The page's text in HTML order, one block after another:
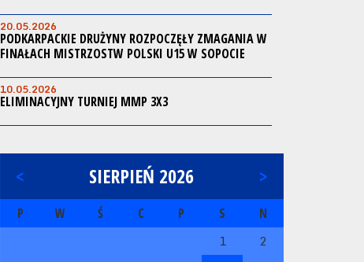
20.05.2026
PODKARPACKIE DRUŻYNY ROZPOCZĘŁY ZMAGANIA W
FINAŁACH MISTRZOSTW POLSKI U15 W SOPOCIE
10.05.2026
ELIMINACYJNY TURNIEJ MMP 3X3
< SIERPIEŃ 2026 >
P W Ś C P S N
1
2